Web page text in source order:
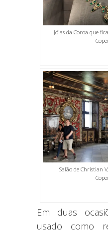
Jóias da Coroa que
Salão de Christian
Em duas
usado como